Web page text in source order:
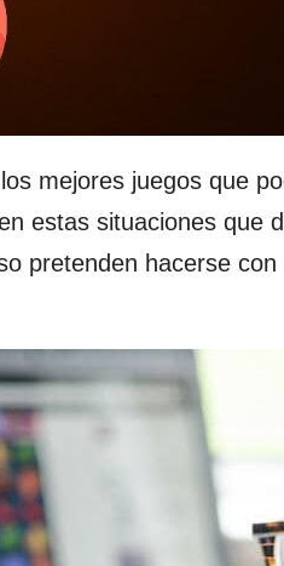
mejores juegos que
estas situaciones que
pretenden hacerse